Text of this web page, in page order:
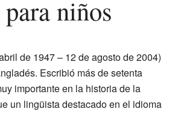
para niños
de 1947 – 12 de agosto de 2004)
Escribió más de setenta
importante en la historia de la
un lingüista destacado en el idioma